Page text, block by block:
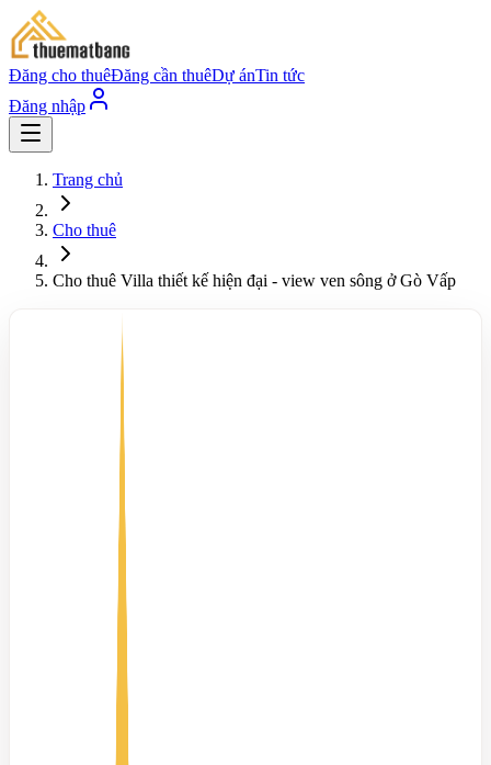
Đăng cho thuêĐăng cần thuêDự ánTin tức
Đăng nhập
Trang chủ
Cho thuê
Cho thuê Villa thiết kế hiện đại - view ven sông ở Gò Vấp